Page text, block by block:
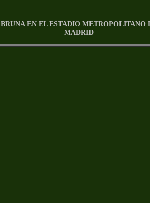
BRUNA EN EL ESTADIO METROPOLITANO
MADRID